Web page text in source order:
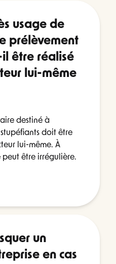
usage de
prélèvement
être réalisé
lui-même
destiné à
doit être
lui-même. À
être irrégulière.
un
en cas